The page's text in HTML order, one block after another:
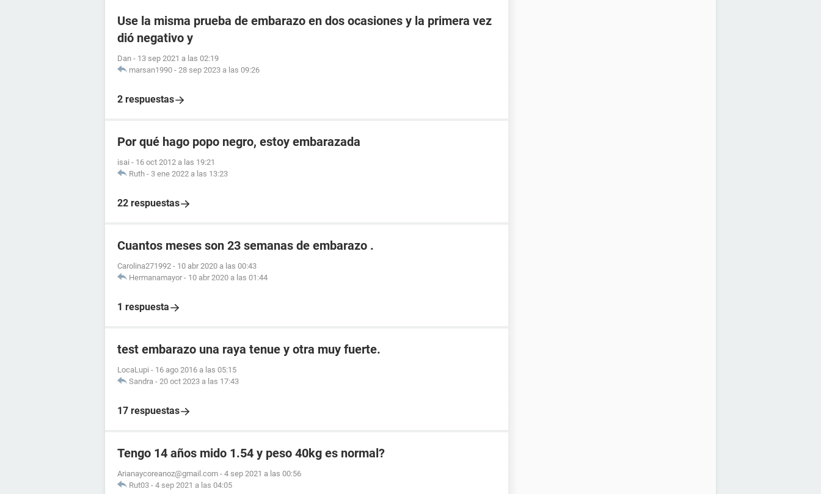
Use la misma prueba de embarazo en dos ocasiones y la primera vez
dió negativo y
Dan - 13 sep 2021 a las 02:19
marsan1990 - 28 sep 2023 a las 09:26
2 respuestas
Por qué hago popo negro, estoy embarazada
isai - 16 oct 2012 a las 19:21
Ruth - 3 ene 2022 a las 13:23
22 respuestas
Cuantos meses son 23 semanas de embarazo .
Carolina271992 - 10 abr 2020 a las 00:43
Hermanamayor - 10 abr 2020 a las 01:44
1 respuesta
test embarazo una raya tenue y otra muy fuerte.
LocaLupi - 16 ago 2016 a las 05:15
Sandra - 20 oct 2023 a las 17:43
17 respuestas
Tengo 14 años mido 1.54 y peso 40kg es normal?
Arianaycoreanoz@gmail.com - 4 sep 2021 a las 00:56
Rut03 - 4 sep 2021 a las 04:05